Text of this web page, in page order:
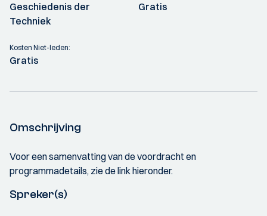
Geschiedenis der
Techniek
Gratis
Kosten Niet-leden:
Gratis
Omschrijving
Voor een samenvatting van de voordracht en
programmadetails, zie de link hieronder.
Spreker(s)